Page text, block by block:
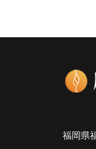
福岡県